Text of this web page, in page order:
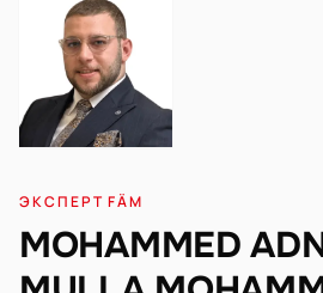
ЭКСПЕРТ FÄM
MOHAMMED